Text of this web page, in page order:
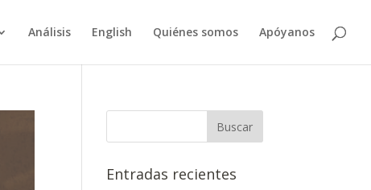
Análisis English Quiénes somos Apóyanos
Entradas recientes